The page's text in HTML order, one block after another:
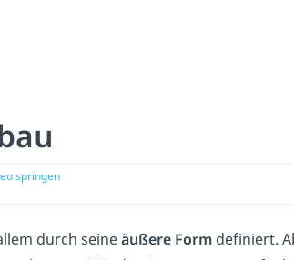
springen
durch seineäußere Form definiert.